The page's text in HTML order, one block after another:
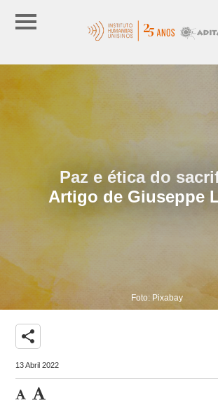
Paz e ética do
Artigo de Giuseppe
Foto: Pixabay
share
13 Abril 2022